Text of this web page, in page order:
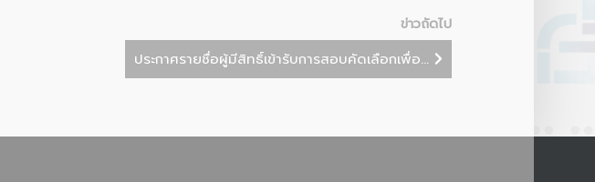
ข่าวถัดไป
ประกาศรายชื่อผู้มีสิทธิ์เข้ารับการสอบคัดเลือกเพื่อ...